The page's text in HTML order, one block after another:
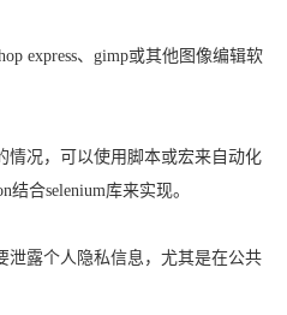
express、gimp或其他图像编辑软
情况，可以使用脚本或宏来自动化
合selenium库来实现。
泄露个人隐私信息，尤其是在公共